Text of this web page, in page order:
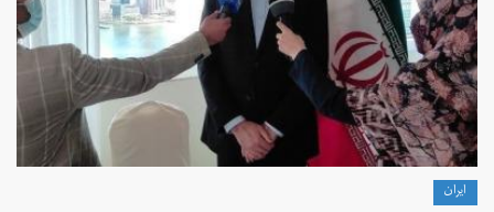
ايران